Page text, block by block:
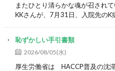
またひとり清らかな魂が召され
KKさんが、7月31日、入院先のK
恥ずかしい手引書類
2026/08/05(水)
厚生労働省は HACCP普及の沈